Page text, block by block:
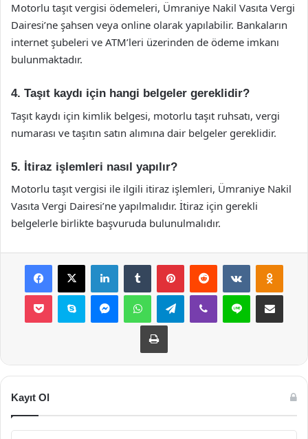
Motorlu taşıt vergisi ödemeleri, Ümraniye Nakil Vasıta Vergi
Dairesi’ne şahsen veya online olarak yapılabilir. Bankaların
internet şubeleri ve ATM’leri üzerinden de ödeme imkanı
bulunmaktadır.
4. Taşıt kaydı için hangi belgeler gereklidir?
Taşıt kaydı için kimlik belgesi, motorlu taşıt ruhsatı, vergi
numarası ve taşıtın satın alımına dair belgeler gereklidir.
5. İtiraz işlemleri nasıl yapılır?
Motorlu taşıt vergisi ile ilgili itiraz işlemleri, Ümraniye Nakil
Vasıta Vergi Dairesi’ne yapılmalıdır. İtiraz için gerekli
belgelerle birlikte başvuruda bulunulmalıdır.
Facebook
X LinkedInTumblr PinterestReddit VKontakte
Pocket Skype MessengerWhatsAppTelegramViber Line E-Posta ile
Yazdır
Kayıt Ol